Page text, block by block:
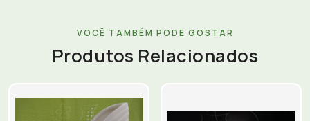
VOCÊ TAMBÉM PODE GOSTAR
Produtos Relacionados